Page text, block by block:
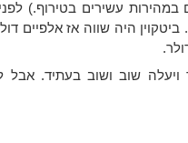
במהירות עשירים בטירוף.)
היה שווה אז אלפיים
שוב ושוב בעתיד. אבל